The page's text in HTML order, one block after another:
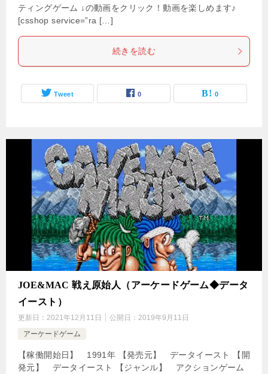
ティングゲーム ↓の動画をクリック！動画を楽しめます♪
[csshop service=”ra […]
続きを読む
Tweet 0 0
JOE&MAC 戦え原始人（アーケードゲーム◆データ
イースト）
更新日： 2021年12月11日 公開日： 2019年9月11日
アーケードゲーム
【稼働開始日】 1991年 【発売元】 データイースト 【開
発元】 データイースト 【ジャンル】 アクションゲーム